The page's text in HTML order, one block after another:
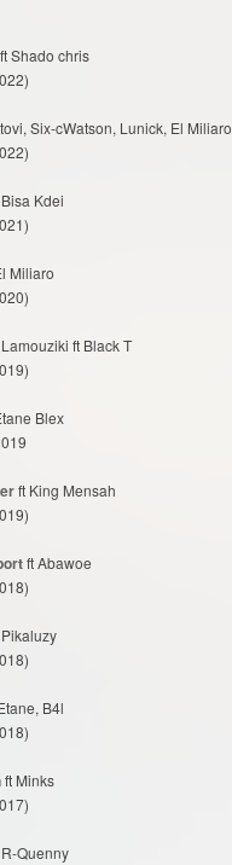
ft Shado chris
Six-cWatson, Lunick, El Miliaro
Kdei
Miliaro
ft Black T
Blex
ft King Mensah
ft Abawoe
B4l
ft Minks
Quenny